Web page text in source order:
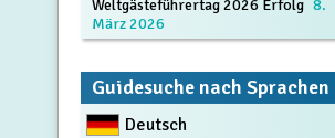
Weltgästeführertag 2026 Erfolg 8.
März 2026
Guidesuche nach Sprachen
Deutsch